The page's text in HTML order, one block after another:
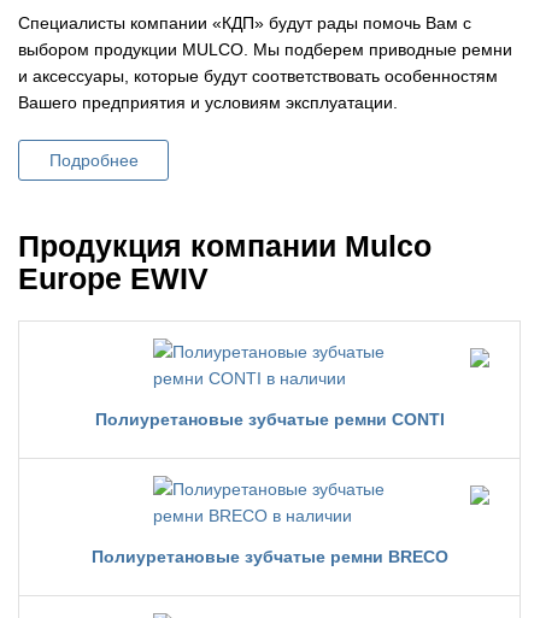
Специалисты компании «КДП» будут рады помочь Вам с
выбором продукции MULCO. Мы подберем приводные ремни
и аксессуары, которые будут соответствовать особенностям
Вашего предприятия и условиям эксплуатации.
Подробнее
Продукция компании Mulco
Europe EWIV
Полиуретановые зубчатые ремни CONTI
Полиуретановые зубчатые ремни BRECO